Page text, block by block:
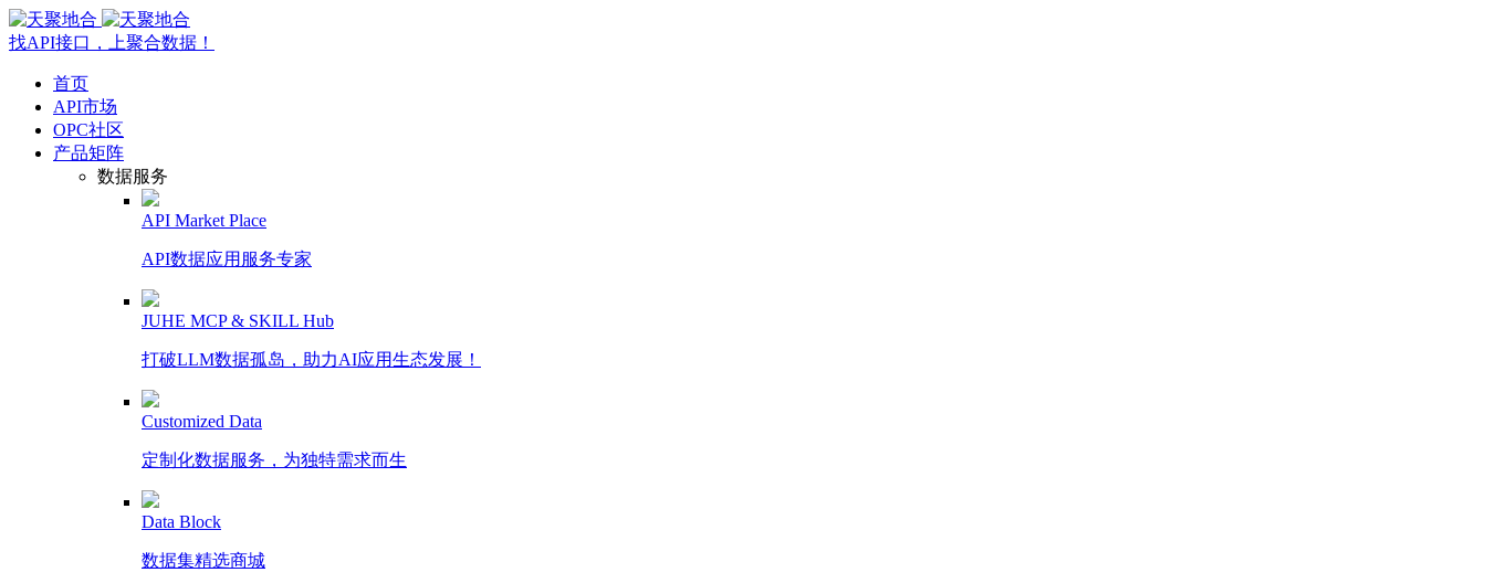
找API接口，上聚合数据！
首页
API市场
OPC社区
产品矩阵
数据服务
API Market Place
API数据应用服务专家
JUHE MCP & SKILL Hub
打破LLM数据孤岛，助力AI应用生态发展！
Customized Data
定制化数据服务，为独特需求而生
Data Block
数据集精选商城